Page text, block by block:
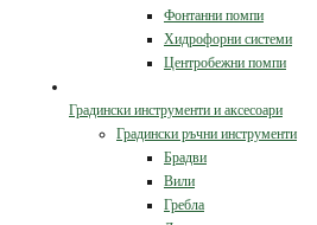
Фонтанни помпи
Хидрофорни системи
Центробежни помпи
Градински инструменти и аксесоари
Градински ръчни инструменти
Брадви
Вили
Гребла